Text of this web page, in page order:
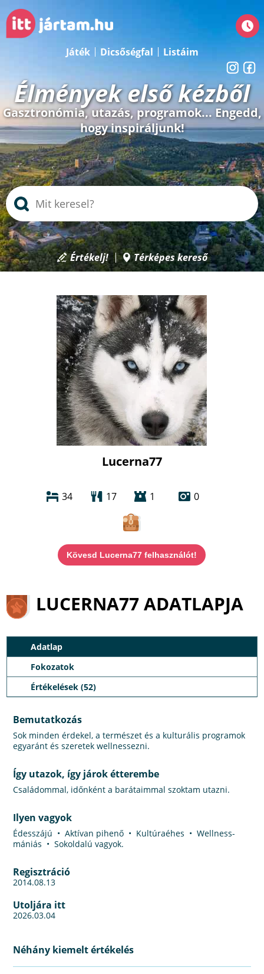
Játék Dicsőségfal Listáim
Élmények első kézből
Gasztronómia, utazás, programok... Engedd,
hogy inspiráljunk!
Értékelj! Térképes kereső
Lucerna77
34 17 1 0
Kövesd Lucerna77 felhasználót!
LUCERNA77 ADATLAPJA
Adatlap
Fokozatok
Értékelések (52)
Bemutatkozás
Sok minden érdekel, a természet és a kulturális programok
egyaránt és szeretek wellnessezni.
Így utazok, így járok étterembe
Családommal, időnként a barátaimmal szoktam utazni.
Ilyen vagyok
Édesszájú • Aktívan pihenő • Kultúraéhes • Wellness-
mániás • Sokoldalú vagyok.
Regisztráció
2014.08.13
Utoljára itt
2026.03.04
Néhány kiemelt értékelés